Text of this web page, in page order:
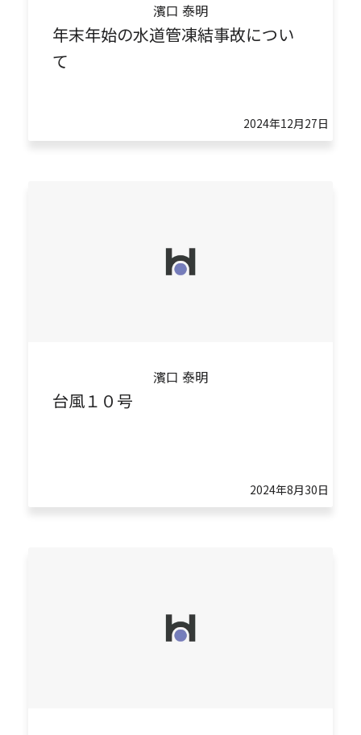
濱口 泰明
年末年始の水道管凍結事故につい
て
2024年12月27日
濱口 泰明
台風１０号
2024年8月30日